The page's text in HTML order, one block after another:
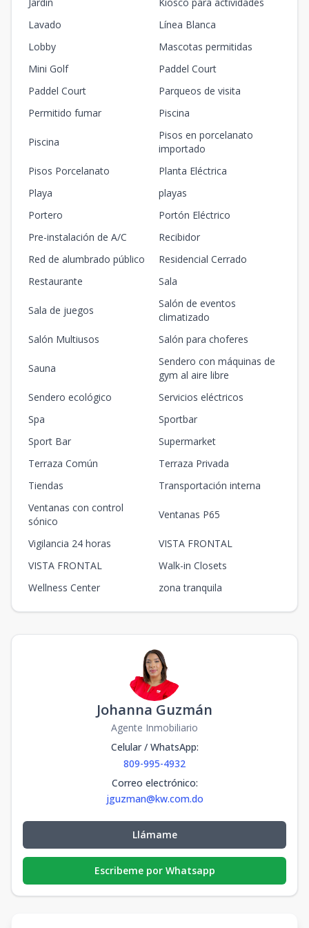
Lavado
Línea Blanca
Lobby
Mascotas permitidas
Mini Golf
Paddel Court
Paddel Court
Parqueos de visita
Permitido fumar
Piscina
Piscina
Pisos en porcelanato
importado
Pisos Porcelanato
Planta Eléctrica
Playa
playas
Portero
Portón Eléctrico
Pre-instalación de A/C
Recibidor
Red de alumbrado público
Residencial Cerrado
Restaurante
Sala
Sala de juegos
Salón de eventos
climatizado
Salón Multiusos
Salón para choferes
Sauna
Sendero con máquinas de
gym al aire libre
Sendero ecológico
Servicios eléctricos
Spa
Sportbar
Sport Bar
Supermarket
Terraza Común
Terraza Privada
Tiendas
Transportación interna
Ventanas con control
sónico
Ventanas P65
Vigilancia 24 horas
VISTA FRONTAL
VISTA FRONTAL
Walk-in Closets
Wellness Center
zona tranquila
Johanna Guzmán
Agente Inmobiliario
Celular / WhatsApp:
809-995-4932
Correo electrónico:
jguzman@kw.com.do
Llámame
Escribeme por Whatsapp